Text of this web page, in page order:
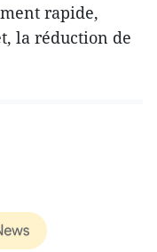
rapide,
la réduction de